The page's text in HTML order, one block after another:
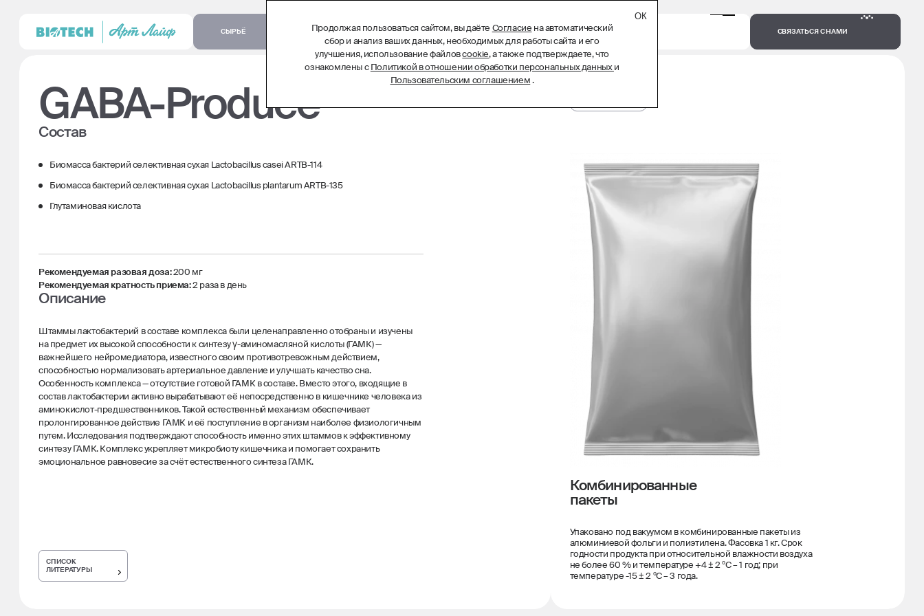
СЫРЬЁ БИОТЕХНОЛОГИЧЕСКИЕ КОМПЛЕКСЫ МЕНЮ СВЯЗАТЬСЯ С НАМИ
GABA-Produce
Состав
Биомасса бактерий селективная сухая Lactobacillus casei ARTB-114
Биомасса бактерий селективная сухая Lactobacillus plantarum ARTB-135
Глутаминовая кислота
Рекомендуемая разовая доза:200 мг
Рекомендуемая кратность приема:2 раза в день
Описание
Штаммы лактобактерий в составе комплекса были целенаправленно отобраны и изучены
на предмет их высокой способности к синтезу γ-аминомасляной кислоты (ГАМК) —
важнейшего нейромедиатора, известного своим противотревожным действием,
способностью нормализовать артериальное давление и улучшать качество сна.
Особенность комплекса — отсутствие готовой ГАМК в составе. Вместо этого, входящие в
состав лактобактерии активно вырабатывают её непосредственно в кишечнике человека из
аминокислот-предшественников. Такой естественный механизм обеспечивает
пролонгированное действие ГАМК и её поступление в организм наиболее физиологичным
путем. Исследования подтверждают способность именно этих штаммов к эффективному
синтезу ГАМК. Комплекс укрепляет микробиоту кишечника и помогает сохранить
эмоциональное равновесие за счёт естественного синтеза ГАМК.
СПИСОК
ЛИТЕРАТУРЫ
Комбинированные
пакеты
Упаковано под вакуумом в комбинированные пакеты из
алюминиевой фольги и полиэтилена. Фасовка 1 кг. Срок
годности продукта при относительной влажности воздуха
не более 60 % и температуре +4 ± 2 ºС – 1 год; при
температуре -15 ± 2 ºС – 3 года.
Продолжая пользоваться сайтом, вы даёте Согласие на автоматический
сбор и анализ ваших данных, необходимых для работы сайта и его
улучшения, использование файловcookie, а также подтверждаете, что
ознакомлены сПолитикой в отношении обработки персональных данныхи
Пользовательским соглашением.